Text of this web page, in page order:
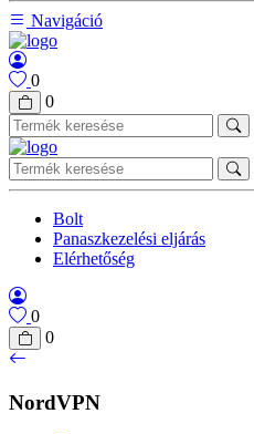
Navigáció
0
0
Bolt
Panaszkezelési eljárás
Elérhetőség
0
0
NordVPN